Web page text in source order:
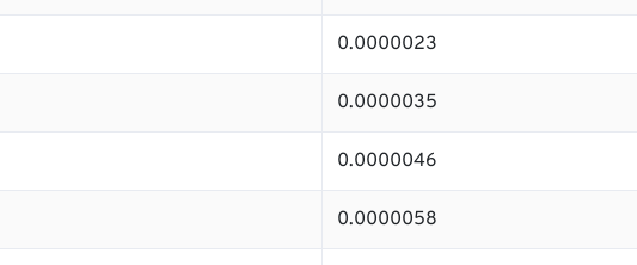
0.0000023
0.0000035
0.0000046
0.0000058